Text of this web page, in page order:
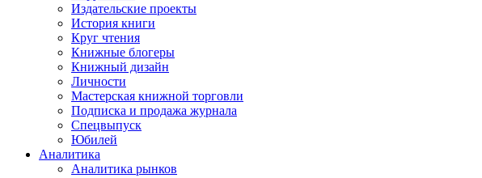
Издательские проекты
История книги
Круг чтения
Книжные блогеры
Книжный дизайн
Личности
Мастерская книжной торговли
Подписка и продажа журнала
Спецвыпуск
Юбилей
Аналитика
Аналитика рынков